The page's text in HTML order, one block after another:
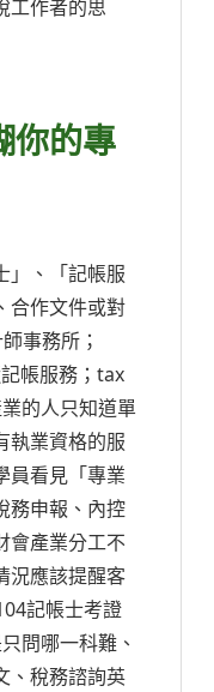
工作者的思
你的專
」、「記帳服
合作文件或對
事務所；
帳服務；tax
的人只知道單
執業資格的服
員看見「專業
務申報、內控
會產業分工不
況應該提醒客
記帳士考證
問哪一科難、
、稅務諮詢英